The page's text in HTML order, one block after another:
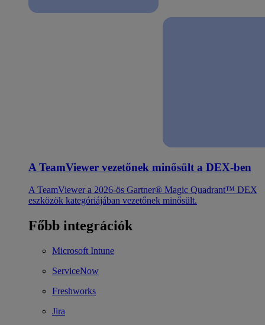
A TeamViewer vezetőnek minősült a DEX-ben
A TeamViewer a 2026-ös Gartner® Magic Quadrant™ DEX
eszközök kategóriájában vezetőnek minősült.
Főbb integrációk
Microsoft Intune
ServiceNow
Freshworks
Jira